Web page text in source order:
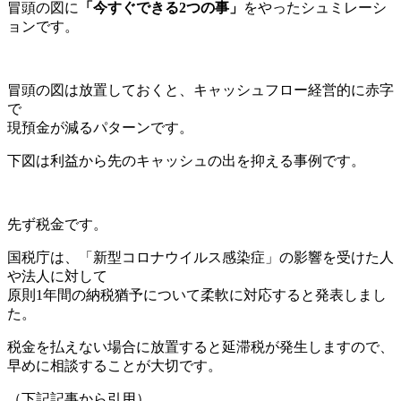
冒頭の図に 「今すぐできる2つの事」 をやったシュミレーシ
ョンです。
冒頭の図は放置しておくと、キャッシュフロー経営的に赤字
で
現預金が減るパターンです。
下図は利益から先のキャッシュの出を抑える事例です。
先ず税金です。
国税庁は、「新型コロナウイルス感染症」の影響を受けた人
や法人に対して
原則1年間の納税猶予について柔軟に対応すると発表しまし
た。
税金を払えない場合に放置すると延滞税が発生しますので、
早めに相談することが大切です。